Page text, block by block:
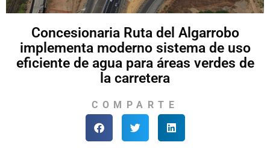
Concesionaria Ruta del Algarrobo
implementa moderno sistema de uso
eficiente de agua para áreas verdes de
la carretera
COMPARTE